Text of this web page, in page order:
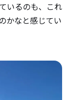
いるのも、これ
かなと感じてい